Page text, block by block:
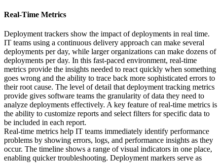
Real-Time Metrics
Deployment trackers show the impact of deployments in real time.
IT teams using a continuous delivery approach can make several
deployments per day, while larger organizations can make dozens of
deployments per day. In this fast-paced environment, real-time
metrics provide the insights needed to react quickly when something
goes wrong and the ability to trace back more sophisticated errors to
their root cause. The level of detail that deployment tracking metrics
provide gives software teams the granularity of data they need to
analyze deployments effectively. A key feature of real-time metrics is
the ability to customize reports and select filters for specific data to
be included in each report.
Real-time metrics help IT teams immediately identify performance
problems by showing errors, logs, and performance insights as they
occur. The timeline shows a range of visual indicators in one place,
enabling quicker troubleshooting. Deployment markers serve as